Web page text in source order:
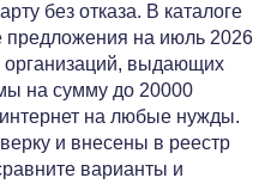
без отказа. В каталоге
предложения на июль 2026
выдающих
на сумму до 20000
на любые нужды.
и внесены в реестр
варианты и